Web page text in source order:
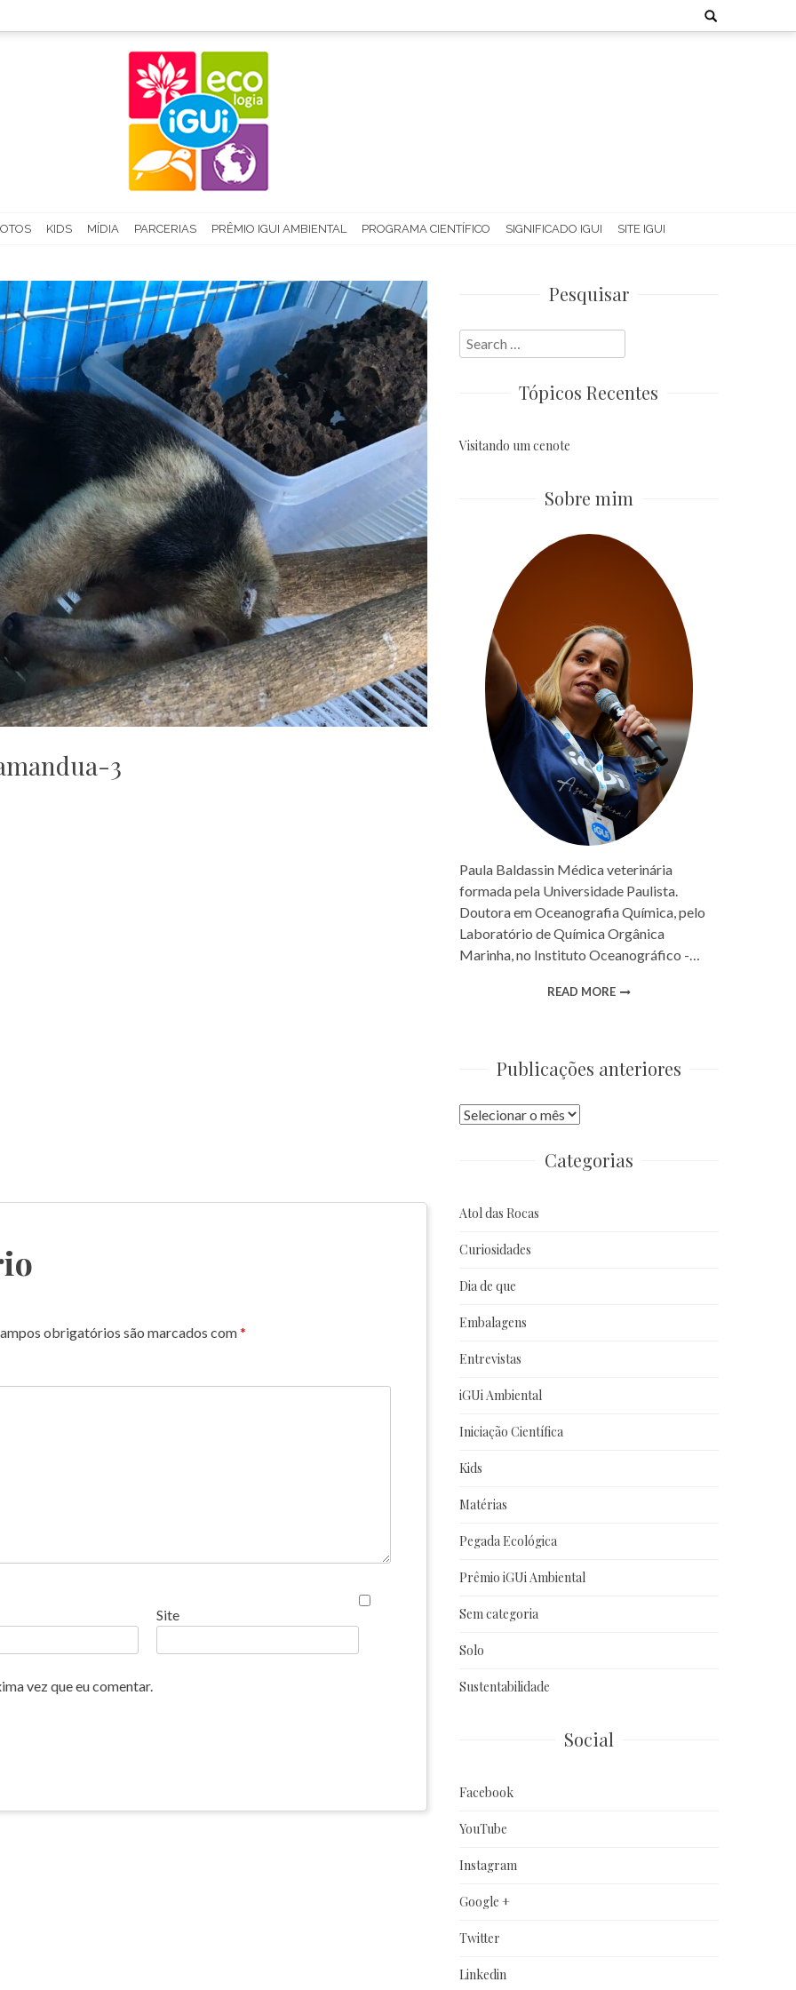
Search
for:
KIDS MÍDIA PARCERIAS PRÊMIO IGUI AMBIENTAL PROGRAMA CIENTÍFICO SIGNIFICADO IGUI SITE IGUI
3
obrigatórios são marcados com*
Site
vez que eu comentar.
Pesquisar
Search
for:
Tópicos Recentes
Visitando um cenote
Sobre mim
Paula Baldassin Médica veterinária
formada pela Universidade Paulista.
Doutora em Oceanografia Química, pelo
Laboratório de Química Orgânica
Marinha, no Instituto Oceanográfico -…
READ MORE
Publicações anteriores
Publicações
Categorias
Atol das Rocas
Curiosidades
Dia de que
Embalagens
Entrevistas
iGUi Ambiental
Iniciação Científica
Kids
Matérias
Pegada Ecológica
Prêmio iGUi Ambiental
Sem categoria
Solo
Sustentabilidade
Social
Facebook
YouTube
Instagram
Google +
Twitter
Linkedin